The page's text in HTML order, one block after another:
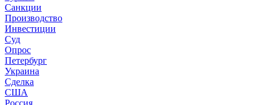
Санкции
Производство
Инвестиции
Суд
Опрос
Петербург
Украина
Сделка
США
Россия